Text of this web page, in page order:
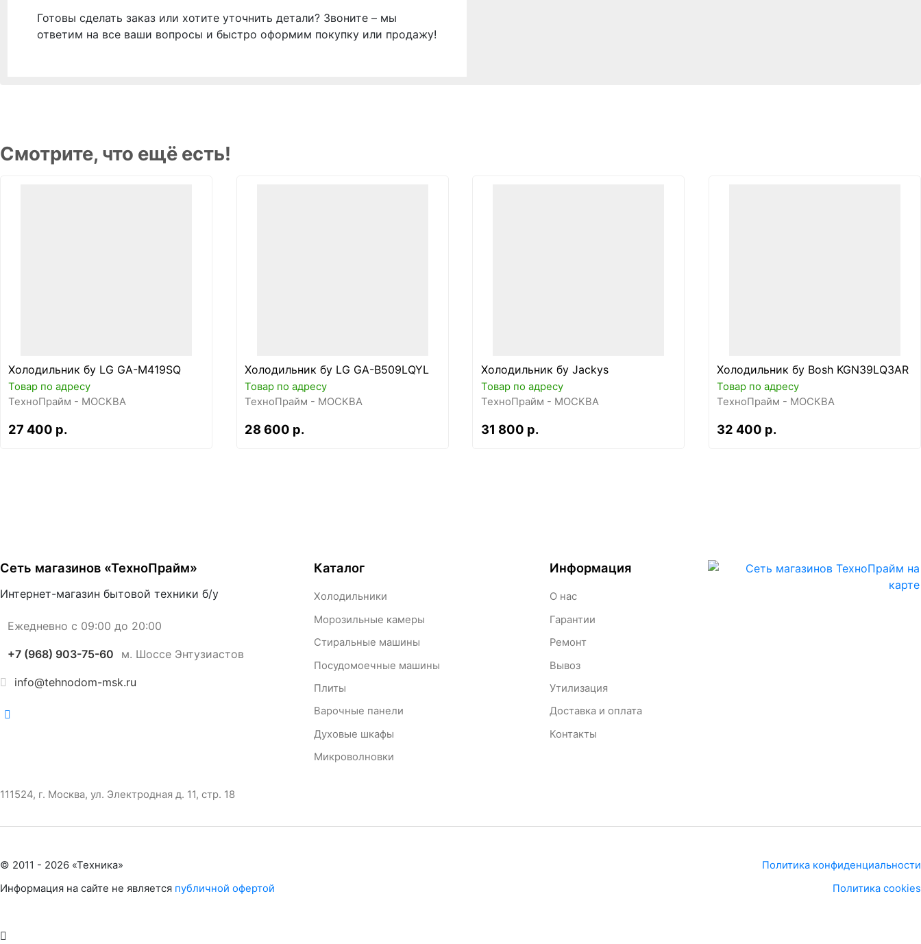
Готовы сделать заказ или хотите уточнить детали? Звоните – мы
ответим на все ваши вопросы и быстро оформим покупку или продажу!
Смотрите, что ещё есть!
Холодильник бу LG GA-M419SQ
Товар по адресу
ТехноПрайм - МОСКВА
27 400 р.
Холодильник бу LG GA-B509LQYL
Товар по адресу
ТехноПрайм - МОСКВА
28 600 р.
Холодильник бу Jackys
Товар по адресу
ТехноПрайм - МОСКВА
31 800 р.
Холодильник бу Bosh KGN39LQ3AR
Товар по адресу
ТехноПрайм - МОСКВА
32 400 р.
Сеть магазинов «ТехноПрайм»
Интернет-магазин бытовой техники б/у
Ежедневно с 09:00 до 20:00
+7 (968) 903-75-60 м. Шоссе Энтузиастов
info@tehnodom-msk.ru
Каталог
Холодильники
Морозильные камеры
Стиральные машины
Посудомоечные машины
Плиты
Варочные панели
Духовые шкафы
Микроволновки
Информация
О нас
Гарантии
Ремонт
Вывоз
Утилизация
Доставка и оплата
Контакты
111524, г. Москва, ул. Электродная д. 11, стр. 18
© 2011 - 2026 «Техника»
Информация на сайте не является публичной офертой
Политика конфиденциальности
Политика cookies